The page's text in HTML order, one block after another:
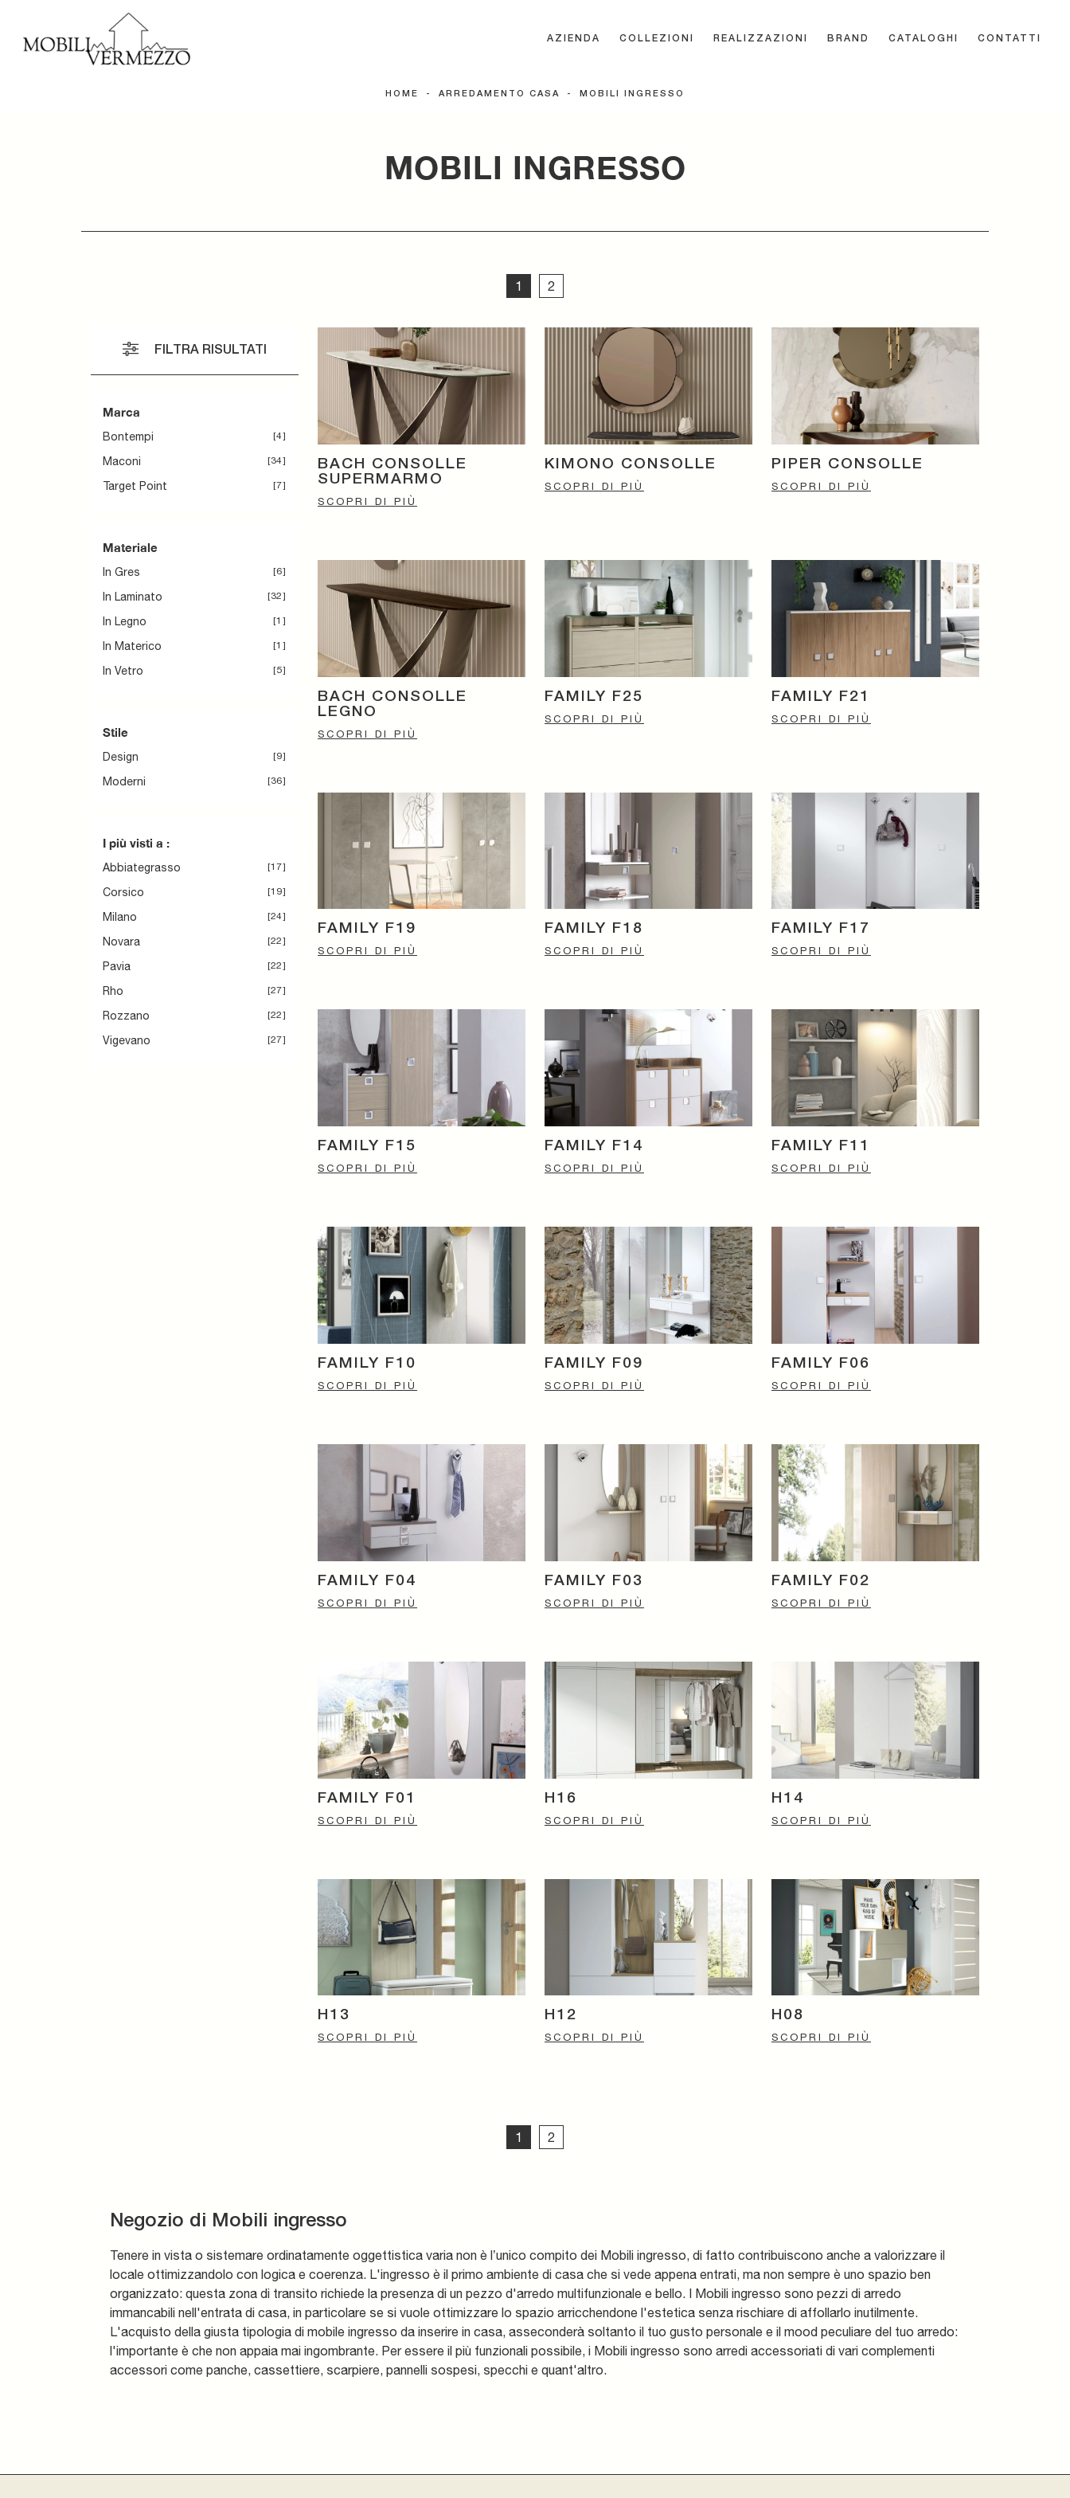
AZIENDA COLLEZIONI REALIZZAZIONI BRAND CATALOGHI CONTATTI
HOME - ARREDAMENTO CASA - MOBILI INGRESSO
MOBILI INGRESSO
1 2
FILTRA RISULTATI
Marca
Bontempi 4
Maconi 34
Target Point 7
Materiale
In Gres 6
In Laminato 32
In Legno 1
In Materico 1
In Vetro 5
Stile
Design 9
Moderni 36
I più visti a :
Abbiategrasso 17
Corsico 19
Milano 24
Novara 22
Pavia 22
Rho 27
Rozzano 22
Vigevano 27
BACH CONSOLLE
SUPERMARMO
SCOPRI DI PIÙ
KIMONO CONSOLLE
SCOPRI DI PIÙ
PIPER CONSOLLE
SCOPRI DI PIÙ
BACH CONSOLLE
LEGNO
SCOPRI DI PIÙ
FAMILY F25
SCOPRI DI PIÙ
FAMILY F21
SCOPRI DI PIÙ
FAMILY F19
SCOPRI DI PIÙ
FAMILY F18
SCOPRI DI PIÙ
FAMILY F17
SCOPRI DI PIÙ
FAMILY F15
SCOPRI DI PIÙ
FAMILY F14
SCOPRI DI PIÙ
FAMILY F11
SCOPRI DI PIÙ
FAMILY F10
SCOPRI DI PIÙ
FAMILY F09
SCOPRI DI PIÙ
FAMILY F06
SCOPRI DI PIÙ
FAMILY F04
SCOPRI DI PIÙ
FAMILY F03
SCOPRI DI PIÙ
FAMILY F02
SCOPRI DI PIÙ
FAMILY F01
SCOPRI DI PIÙ
H16
SCOPRI DI PIÙ
H14
SCOPRI DI PIÙ
H13
SCOPRI DI PIÙ
H12
SCOPRI DI PIÙ
H08
SCOPRI DI PIÙ
1 2
Negozio di Mobili ingresso
Tenere in vista o sistemare ordinatamente oggettistica varia non è l’unico compito dei Mobili ingresso, di fatto contribuiscono anche a valorizzare il
locale ottimizzandolo con logica e coerenza. L'ingresso è il primo ambiente di casa che si vede appena entrati, ma non sempre è uno spazio ben
organizzato: questa zona di transito richiede la presenza di un pezzo d'arredo multifunzionale e bello. I Mobili ingresso sono pezzi di arredo
immancabili nell'entrata di casa, in particolare se si vuole ottimizzare lo spazio arricchendone l'estetica senza rischiare di affollarlo inutilmente.
L'acquisto della giusta tipologia di mobile ingresso da inserire in casa, asseconderà soltanto il tuo gusto personale e il mood peculiare del tuo arredo:
l'importante è che non appaia mai ingombrante. Per essere il più funzionali possibile, i Mobili ingresso sono arredi accessoriati di vari complementi
accessori come panche, cassettiere, scarpiere, pannelli sospesi, specchi e quant'altro.